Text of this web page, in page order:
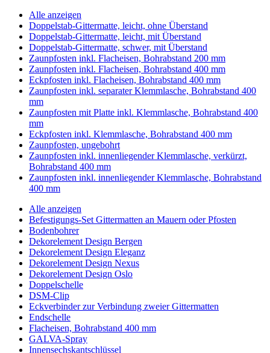
Alle anzeigen
Doppelstab-Gittermatte, leicht, ohne Überstand
Doppelstab-Gittermatte, leicht, mit Überstand
Doppelstab-Gittermatte, schwer, mit Überstand
Zaunpfosten inkl. Flacheisen, Bohrabstand 200 mm
Zaunpfosten inkl. Flacheisen, Bohrabstand 400 mm
Eckpfosten inkl. Flacheisen, Bohrabstand 400 mm
Zaunpfosten inkl. separater Klemmlasche, Bohrabstand 400
mm
Zaunpfosten mit Platte inkl. Klemmlasche, Bohrabstand 400
mm
Eckpfosten inkl. Klemmlasche, Bohrabstand 400 mm
Zaunpfosten, ungebohrt
Zaunpfosten inkl. innenliegender Klemmlasche, verkürzt,
Bohrabstand 400 mm
Zaunpfosten inkl. innenliegender Klemmlasche, Bohrabstand
400 mm
Alle anzeigen
Befestigungs-Set Gittermatten an Mauern oder Pfosten
Bodenbohrer
Dekorelement Design Bergen
Dekorelement Design Eleganz
Dekorelement Design Nexus
Dekorelement Design Oslo
Doppelschelle
DSM-Clip
Eckverbinder zur Verbindung zweier Gittermatten
Endschelle
Flacheisen, Bohrabstand 400 mm
GALVA-Spray
Innensechskantschlüssel